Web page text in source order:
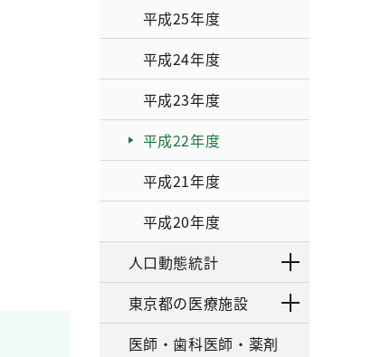
平成25年度
平成24年度
平成23年度
平成22年度
平成21年度
平成20年度
人口動態統計
東京都の医療施設
医師・歯科医師・薬剤